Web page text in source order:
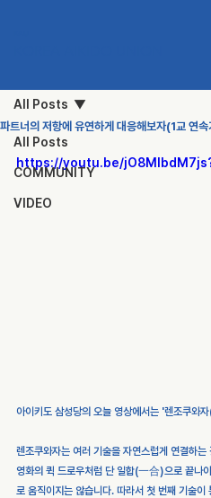
All Posts
COMMUNITY
VIDEO
All Posts
파트너의 저항에 유연하게 대응해보자(1교 연속
https://youtu.be/
아이키도 삼성당의 오늘 영상에서는 '렌조쿠와
렌조쿠와자는 여러 기술을 자연스럽게 연결하
영화의 퀵 드로우처럼 단 일합(一合)으로 끝나
로 움직이지는 않습니다. 따라서 첫 번째 기술